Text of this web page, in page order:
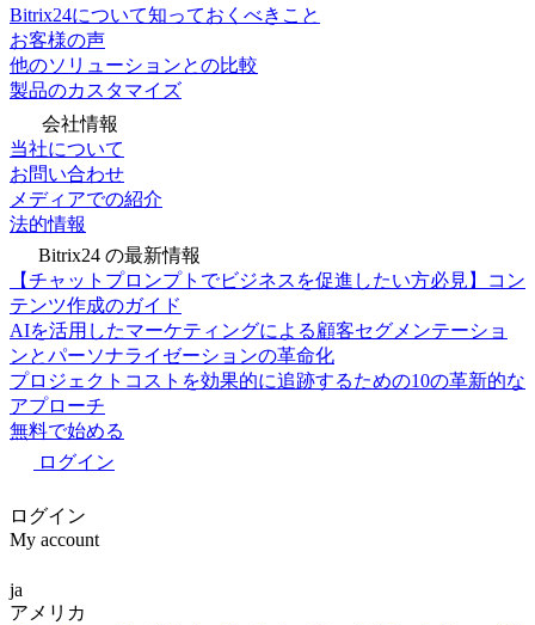
Bitrix24について知っておくべきこと
お客様の声
他のソリューションとの比較
製品のカスタマイズ
会社情報
当社について
お問い合わせ
メディアでの紹介
法的情報
Bitrix24 の最新情報
【チャットプロンプトでビジネスを促進したい方必見】コン
テンツ作成のガイド
AIを活用したマーケティングによる顧客セグメンテーショ
ンとパーソナライゼーションの革命化
プロジェクトコストを効果的に追跡するための10の革新的な
アプローチ
無料で始める
ログイン
ログイン
My account
ja
アメリカ